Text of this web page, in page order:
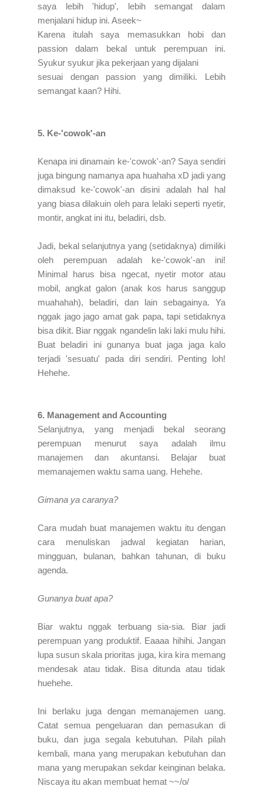
saya lebih 'hidup', lebih semangat dalam
menjalani hidup ini. Aseek~
Karena itulah saya memasukkan hobi dan
passion dalam bekal untuk perempuan ini.
Syukur syukur jika pekerjaan yang dijalani
sesuai dengan passion yang dimiliki. Lebih
semangat kaan? Hihi.
5. Ke-'cowok'-an
Kenapa ini dinamain ke-'cowok'-an? Saya sendiri
juga bingung namanya apa huahaha xD jadi yang
dimaksud ke-'cowok'-an disini adalah hal hal
yang biasa dilakuin oleh para lelaki seperti nyetir,
montir, angkat ini itu, beladiri, dsb.
Jadi, bekal selanjutnya yang (setidaknya) dimiliki
oleh perempuan adalah ke-'cowok'-an ini!
Minimal harus bisa ngecat, nyetir motor atau
mobil, angkat galon (anak kos harus sanggup
muahahah), beladiri, dan lain sebagainya. Ya
nggak jago jago amat gak papa, tapi setidaknya
bisa dikit. Biar nggak ngandelin laki laki mulu hihi.
Buat beladiri ini gunanya buat jaga jaga kalo
terjadi 'sesuatu' pada diri sendiri. Penting loh!
Hehehe.
6. Management and Accounting
Selanjutnya, yang menjadi bekal seorang
perempuan menurut saya adalah ilmu
manajemen dan akuntansi. Belajar buat
memanajemen waktu sama uang. Hehehe.
Gimana ya caranya?
Cara mudah buat manajemen waktu itu dengan
cara menuliskan jadwal kegiatan harian,
mingguan, bulanan, bahkan tahunan, di buku
agenda.
Gunanya buat apa?
Biar waktu nggak terbuang sia-sia. Biar jadi
perempuan yang produktif. Eaaaa hihihi. Jangan
lupa susun skala prioritas juga, kira kira memang
mendesak atau tidak. Bisa ditunda atau tidak
huehehe.
Ini berlaku juga dengan memanajemen uang.
Catat semua pengeluaran dan pemasukan di
buku, dan juga segala kebutuhan. Pilah pilah
kembali, mana yang merupakan kebutuhan dan
mana yang merupakan sekdar keinginan belaka.
Niscaya itu akan membuat hemat ~~/o/